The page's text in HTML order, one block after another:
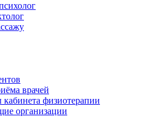
врачей
физиотерапии
организации